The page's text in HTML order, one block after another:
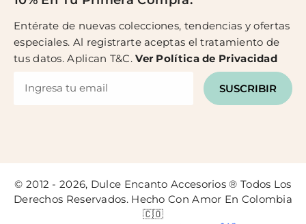
Entérate de nuevas colecciones, tendencias y ofertas
especiales. Al registrarte aceptas el tratamiento de
tus datos. Aplican T&C.Ver Política de Privacidad
SUSCRIBIR
© 2012 - 2026, Dulce Encanto Accesorios ® Todos Los
Derechos Reservados. Hecho Con Amor En Colombia
🇨🇴